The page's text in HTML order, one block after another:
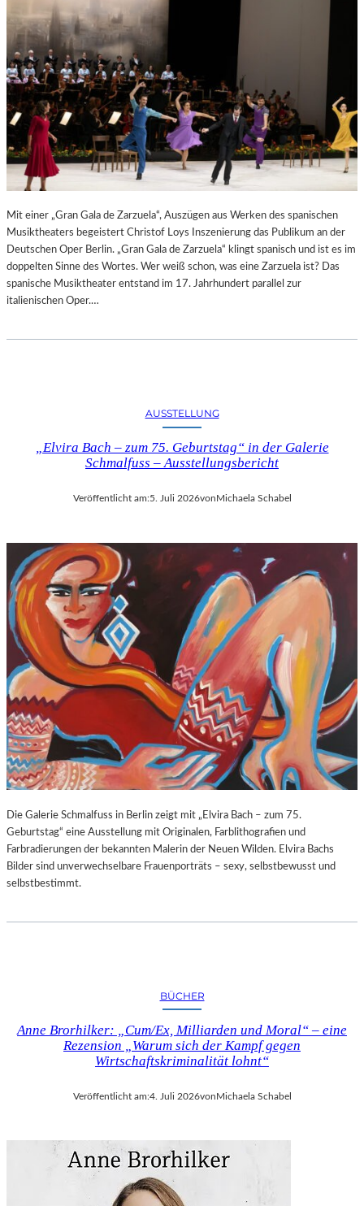
T
–
K
O
Z
E
K
–
I
C
A
Z
A
R
T
S
7
0
.
G
E
B
U
T
S
T
A
Mit einer „Gran Gala de Zarzuela“, Auszügen aus Werken des spanischen
Musiktheaters begeistert Christof Loys Inszenierung das Publikum an der
Deutschen Oper Berlin. „Gran Gala de Zarzuela“ klingt spanisch und ist es im
doppelten Sinne des Wortes. Wer weiß schon, was eine Zarzuela ist? Das
spanische Musiktheater entstand im 17. Jahrhundert parallel zur
italienischen Oper.…
AUSSTELLUNG
„Elvira Bach – zum 75. Geburtstag“ in der Galerie
Schmalfuss – Ausstellungsbericht
Veröffentlicht am:5. Juli 2026von Michaela Schabel
Die Galerie Schmalfuss in Berlin zeigt mit „Elvira Bach – zum 75.
Geburtstag“ eine Ausstellung mit Originalen, Farblithografien und
Farbradierungen der bekannten Malerin der Neuen Wilden. Elvira Bachs
Bilder sind unverwechselbare Frauenporträts – sexy, selbstbewusst und
selbstbestimmt.
BÜCHER
Anne Brorhilker: „Cum/Ex, Milliarden und Moral“ – eine
Rezension „Warum sich der Kampf gegen
Wirtschaftskriminalität lohnt“
Veröffentlicht am:4. Juli 2026vonMichaela Schabel